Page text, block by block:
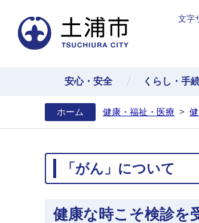
文字
安心・安全 くらし・手
ホーム 健康・福祉・医療 >
「がん」について
健康な時こそ検診を